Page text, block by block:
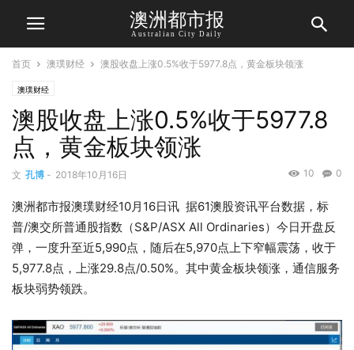
澳洲都市报
Australian City Daily
首页 澳璞财经 澳股收盘上涨0.5%收于5977.8点，黄金板块领涨
澳璞财经
澳股收盘上涨0.5%收于5977.8
点，黄金板块领涨
文 孔博 - 2018年10月16日 0
10
澳洲都市报澳璞财经10月16日讯 据61澳股资讯平台数据，标
普/澳交所普通股指数（S&P/ASX All Ordinaries）今日开盘反
弹，一度升至近5,990点，随后在5,970点上下窄幅震荡，收于
5,977.8点，上涨29.8点/0.50%。其中黄金板块领涨，通信服务
板块弱势领跌。